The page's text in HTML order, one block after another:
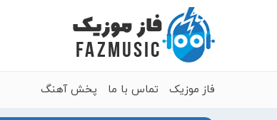
فاز موزیک تماس با ما پخش آهنگ